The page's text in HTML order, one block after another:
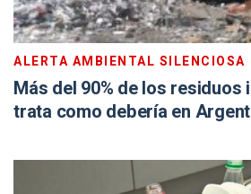
ALERTA AMBIENTAL SILENCIOSA
Más del 90% de los
trata como debería en